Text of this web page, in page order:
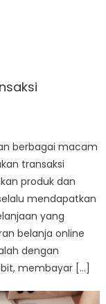
berbagai macam
transaksi
produk dan
mendapatkan
yang
belanja online
dengan
membayar […]